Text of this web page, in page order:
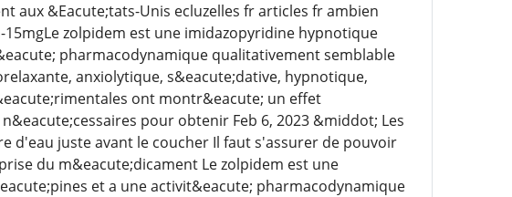
aux &Eacute;tats-Unis ecluzelles fr articles fr ambien
zolpidem est une imidazopyridine hypnotique
pharmacodynamique qualitativement semblable
anxiolytique, s&eacute;dative, hypnotique,
ont montr&eacute; un effet
pour obtenir Feb 6, 2023 &middot; Les
d'eau juste avant le coucher Il faut s'assurer de pouvoir
du m&eacute;dicament Le zolpidem est une
et a une activit&eacute; pharmacodynamique